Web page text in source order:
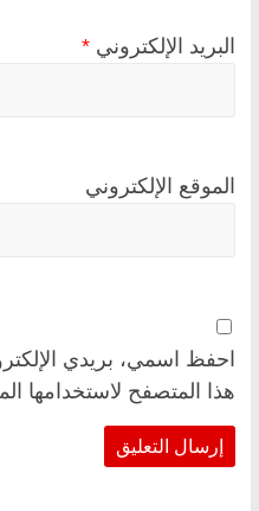
البريد الإلكتروني *
الموقع الإلكتروني
احفظ اسمي، بريدي
هذا المتصفح لاستخدامها